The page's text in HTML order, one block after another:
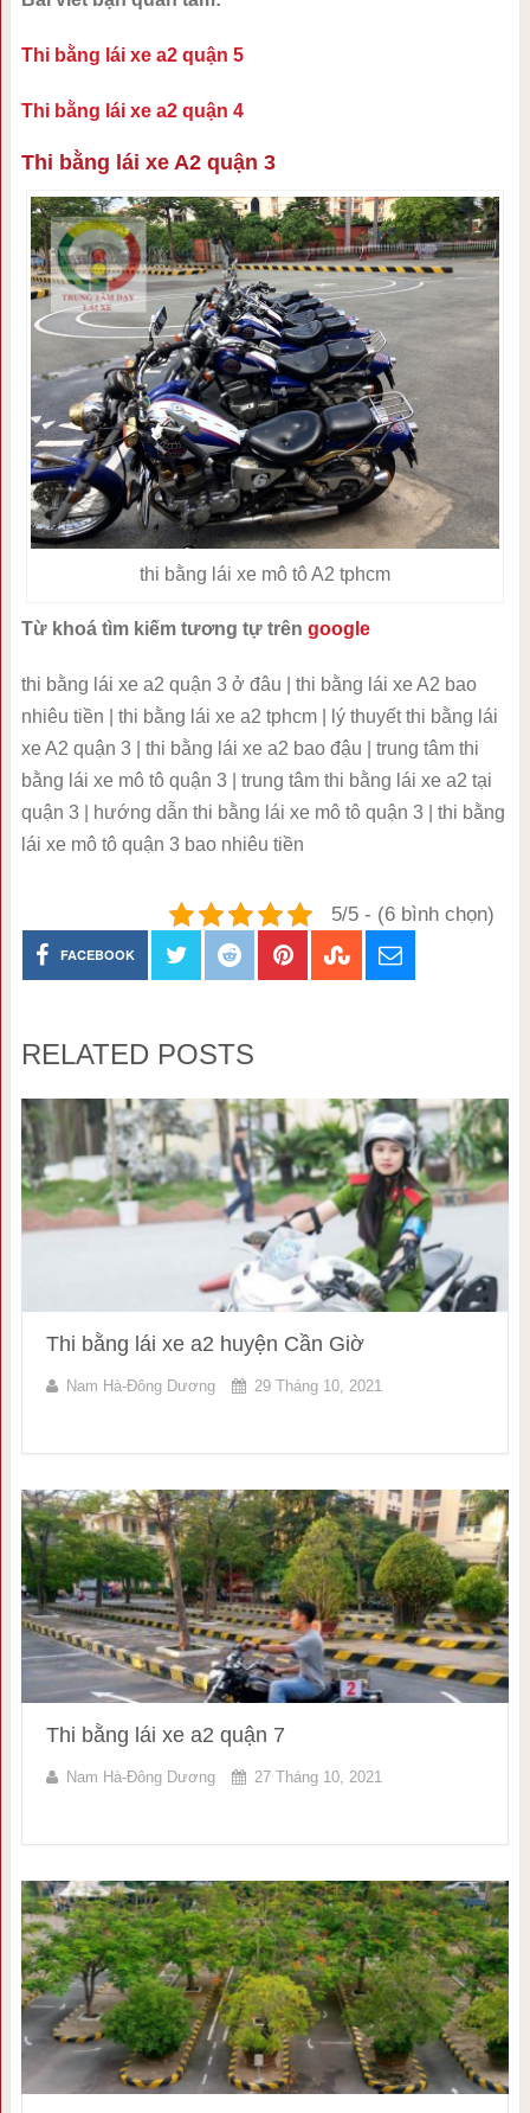
Thi bằng lái xe a2 quận 5
Thi bằng lái xe a2 quận 4
Thi bằng lái xe A2 quận 3
thi bằng lái xe mô tô A2 tphcm
Từ khoá tìm kiếm tương tự trên google
thi bằng lái xe a2 quận 3 ở đâu | thi bằng lái xe A2 bao
nhiêu tiền | thi bằng lái xe a2 tphcm | lý thuyết thi bằng lái
xe A2 quận 3 | thi bằng lái xe a2 bao đậu | trung tâm thi
bằng lái xe mô tô quận 3 | trung tâm thi bằng lái xe a2 tại
quận 3 | hướng dẫn thi bằng lái xe mô tô quận 3 | thi bằng
lái xe mô tô quận 3 bao nhiêu tiền
5/5 - (6 bình chọn)
FACEBOOK
RELATED POSTS
Thi bằng lái xe a2 huyện Cần Giờ
Nam Hà-Đông Dương 29 Tháng 10, 2021
Thi bằng lái xe a2 quận 7
Nam Hà-Đông Dương 27 Tháng 10, 2021